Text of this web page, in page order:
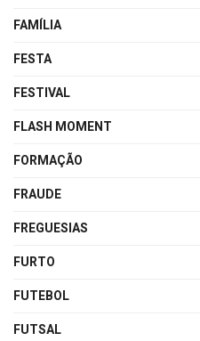
FAMÍLIA
FESTA
FESTIVAL
FLASH MOMENT
FORMAÇÃO
FRAUDE
FREGUESIAS
FURTO
FUTEBOL
FUTSAL